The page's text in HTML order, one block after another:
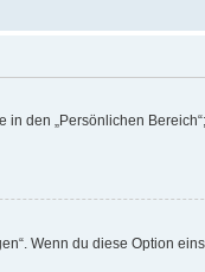
den „Persönlichen
Wenn du diese Option